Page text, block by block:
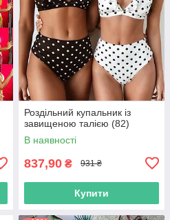
Роздільний купальник із
завищеною талією (82)
В наявності
837,90 ₴ 931 ₴
Купити